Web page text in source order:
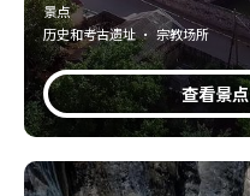
景点
历史和考古遗址 · 宗教场所
查看景点